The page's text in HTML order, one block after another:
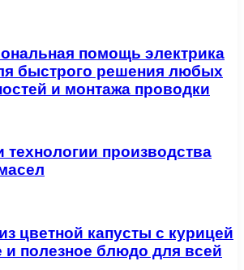
помощь электрика
быстрого решения любых
и монтажа проводки
производства
цветной капусты с курицей
полезное блюдо для всей